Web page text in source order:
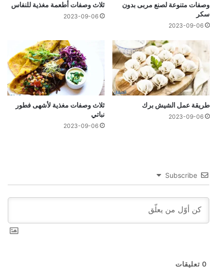
وصفات متنوعة لصنع مربى بدون
سكر
2023-09-06
ثلاث وصفات أطعمة مغذية للنفاس
2023-09-06
طريقة عمل الشيش برك
2023-09-06
ثلاث وصفات مغذية لأشهى فطور
نباتي
2023-09-06
Subscribe
0 تعليقات